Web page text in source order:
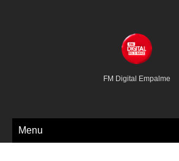
FM Digital Empalme
Menu